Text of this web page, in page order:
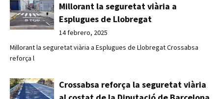
Millorant la seguretat viària a
Esplugues de Llobregat
14 febrero, 2025
Millorant la seguretat viària a Esplugues de Llobregat Crossabsa
reforça l
Crossabsa reforça la seguretat viària